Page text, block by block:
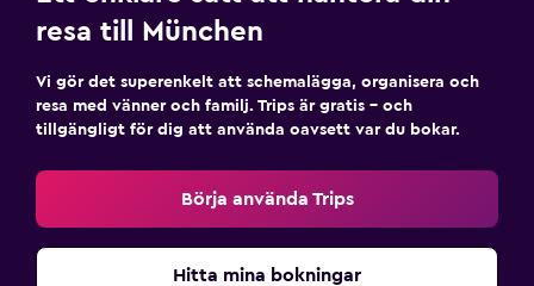
resa till München
Vi gör det superenkelt att schemalägga, organisera och
resa med vänner och familj. Trips är gratis – och
tillgängligt för dig att använda oavsett var du bokar.
Börja använda Trips
Hitta mina bokningar